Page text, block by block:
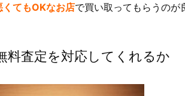
くてもOKなお店で買い取ってもらうのが
料査定を対応してくれるか